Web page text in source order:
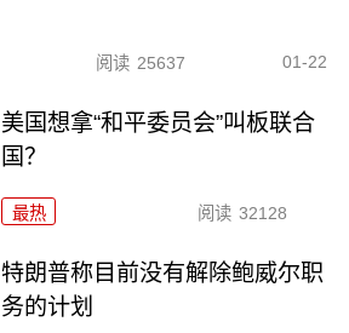
阅读 25637 01-22
美国想拿“和平委员会”叫板联合
国？
最热 阅读 32128
特朗普称目前没有解除鲍威尔职
务的计划